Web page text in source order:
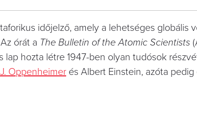
időjelző, amely a lehetséges globális
órát a The Bulletin of the Atomic Scientists
hozta létre 1947-ben olyan tudósok
Oppenheimer és Albert Einstein, azóta